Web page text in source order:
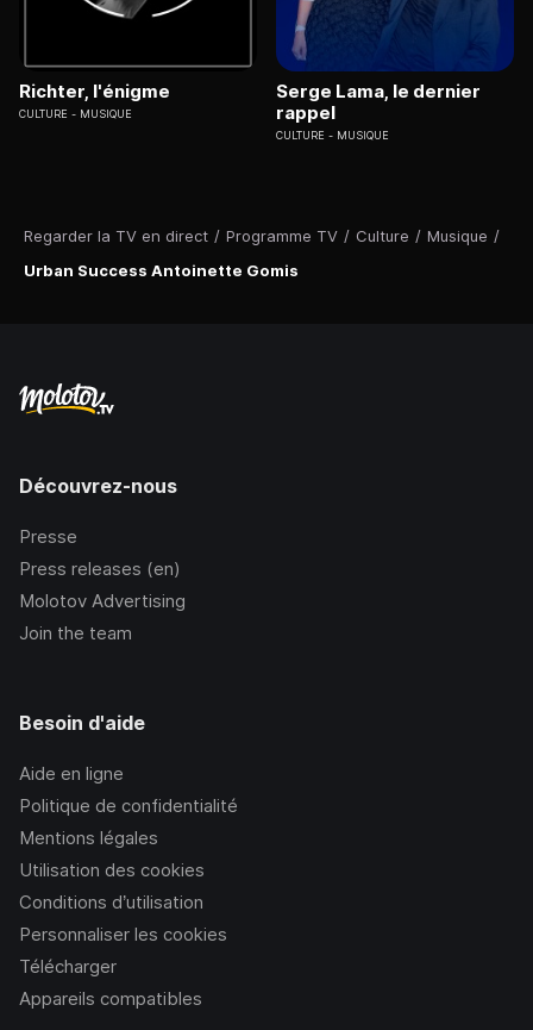
Regarder la TV en direct / Programme TV / Culture / Musique /
Urban Success Antoinette Gomis
Richter, l'énigme
CULTURE MUSIQUE
Serge Lama, le dernier
rappel
CULTURE MUSIQUE
Découvrez-nous
Presse
Press releases (en)
Molotov Advertising
Join the team
Besoin d'aide
Aide en ligne
Politique de confidentialité
Mentions légales
Utilisation des cookies
Conditions d’utilisation
Personnaliser les cookies
Télécharger
Appareils compatibles